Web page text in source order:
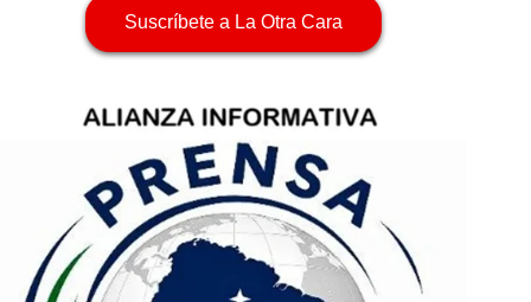
Suscríbete a La Otra Cara